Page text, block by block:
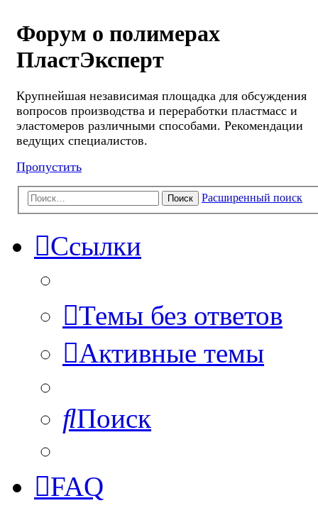
Форум о полимерах
ПластЭксперт
Крупнейшая независимая площадка для обсуждения
вопросов производства и переработки пластмасс и
эластомеров различными способами. Рекомендации
ведущих специалистов.
Пропустить
Поиск Расширенный поиск
Ссылки
Темы без ответов
Активные темы
Поиск
FAQ